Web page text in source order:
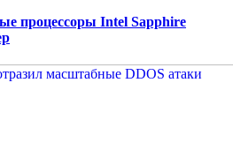
процессоры Intel Sapphire